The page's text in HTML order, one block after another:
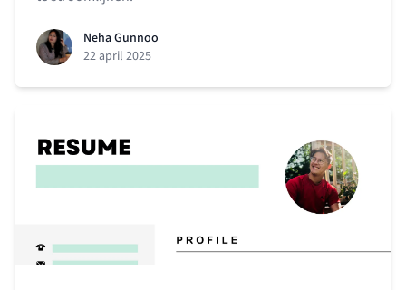
Neha Gunnoo
22 april 2025